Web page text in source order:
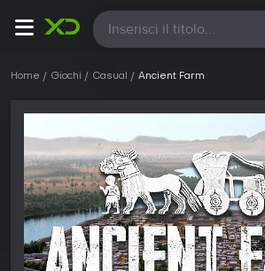
Tutte
Home Giochi Casual Ancient Farm